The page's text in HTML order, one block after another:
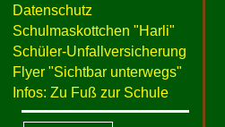
Datenschutz
Schulmaskottchen "Harli"
Schüler-Unfallversicherung
Flyer "Sichtbar unterwegs"
Infos: Zu Fuß zur Schule